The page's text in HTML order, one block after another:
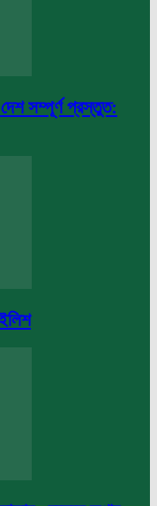
দেশ সম্পূর্ণ প্রস্তুত: